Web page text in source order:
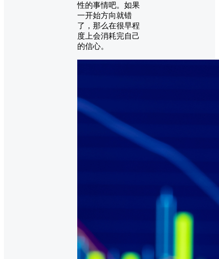
性的事情吧。如果
一开始方向就错
了，那么在很早程
度上会消耗完自己
的信心。